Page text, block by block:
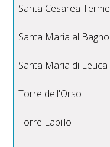
Santa Cesarea Terme
Santa Maria al Bagno
Santa Maria di Leuca
Torre dell'Orso
Torre Lapillo